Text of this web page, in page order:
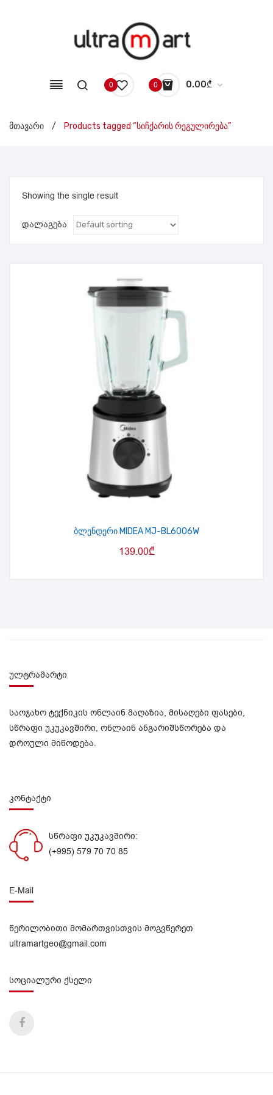
0 0 0.00₾
No products in the cart.
მთავარი / Products tagged “სიჩქარის რეგულირება”
Showing the single result
დალაგება
ბლენდერი MIDEA MJ-BL6006W
139.00₾
ულტრამარტი
საოჯახო ტექნიკის ონლაინ მაღაზია, მისაღები ფასები,
სწრაფი უკუკავშირი, ონლაინ ანგარიშსწორება და
დროული მიწოდება.
კონტაქტი
სწრაფი უკუკავშირი:
(+995) 579 70 70 85
E-Mail
წერილობითი მომართვისთვის მოგვწერეთ
ultramartgeo@gmail.com
სოციალური ქსელი